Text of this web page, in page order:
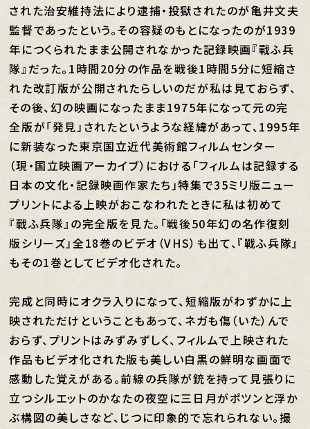
された治安維持法により逮捕・投獄されたのが亀井文夫
監督であったという。その容疑のもとになったのが1939
年につくられたまま公開されなかった記録映画『戰ふ兵
隊』だった。1時間20分の作品を戦後1時間5分に短縮さ
れた改訂版が公開されたらしいのだが私は見ておらず、
その後、幻の映画になったまま1975年になって元の完
全版が「発見」されたというような経緯があって、1995年
に新装なった東京国立近代美術館フィルムセンター
（現・国立映画アーカイブ）における「フィルムは記録する――
日本の文化・記録映画作家たち」特集で35ミリ版ニュー
プリントによる上映がおこなわれたときに私は初めて
『戰ふ兵隊』の完全版を見た。「戦後50年幻の名作復刻
版シリーズ」全18巻のビデオ（VHS）も出て、『戰ふ兵隊』
もその1巻としてビデオ化された。
完成と同時にオクラ入りになって、短縮版がわずかに上
映されただけということもあって、ネガも傷（いた）んで
おらず、プリントはみずみずしく、フィルムで上映された
作品もビデオ化された版も美しい白黒の鮮明な画面で
感動した覚えがある。前線の兵隊が銃を持って見張りに
立つシルエットのかなたの夜空に三日月がポツンと浮か
ぶ構図の美しさなど、じつに印象的で忘れられない。撮